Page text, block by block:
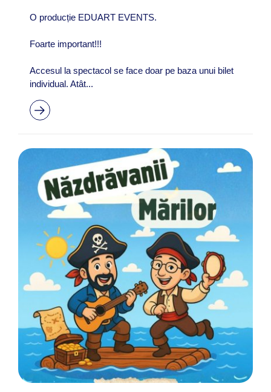
O producție EDUART EVENTS.
Foarte important!!!
Accesul la spectacol se face doar pe baza unui bilet
individual. Atât...